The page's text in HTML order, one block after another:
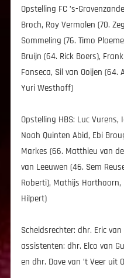
Opstelling FC ’s-
Broch, Roy Vermolen (70.
Sommeling (76. Timo
Bruijn (64. Rick Boers),
Fonseca, Sil van Ooijen (64.
Yuri Westhoff)
Opstelling HBS: Luc Vurens,
Noah Quinten Abid, Ebi
Markes (66. Matthieu van
van Leeuwen (46. Sem
Roberti), Mathijs Harthoorn,
Hilpert)
Scheidsrechter: dhr. Eric
assistenten: dhr. Elco van
en dhr. Dave van ’t Veer uit